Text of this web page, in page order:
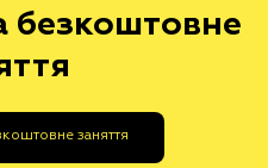
безкоштовне
заняття